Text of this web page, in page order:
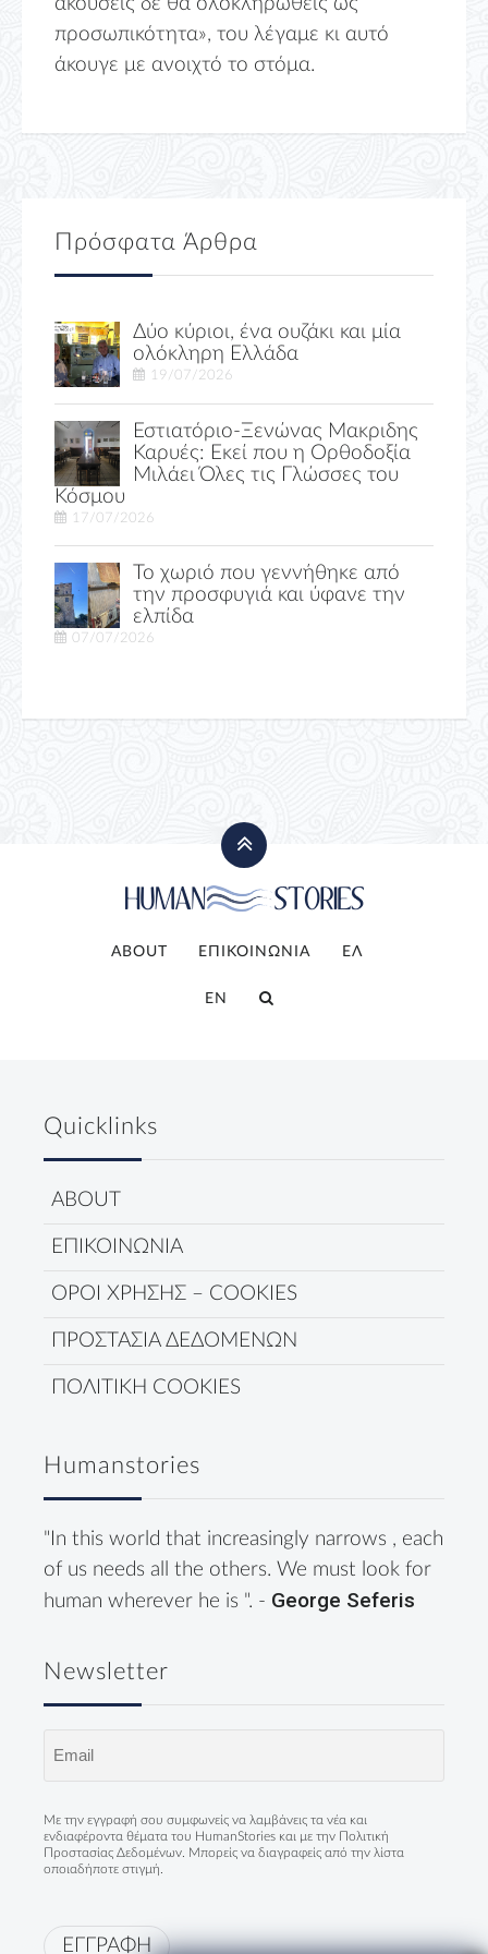
προσωπικότητα», του λέγαμε κι αυτό
άκουγε με ανοιχτό το στόμα.
Πρόσφατα Άρθρα
Δύο κύριοι, ένα ουζάκι και μία
ολόκληρη Ελλάδα
19/07/2026
Εστιατόριο-Ξενώνας Μακριδης
Καρυές: Εκεί που η Ορθοδοξία
Μιλάει Όλες τις Γλώσσες του
Κόσμου
17/07/2026
Το χωριό που γεννήθηκε από
την προσφυγιά και ύφανε την
ελπίδα
07/07/2026
ABOUT ΕΠΙΚΟΙΝΩΝΙΑ ΕΛ
EN
Quicklinks
ABOUT
ΕΠΙΚΟΙΝΩΝΙΑ
ΟΡΟΙ ΧΡΗΣΗΣ – COOKIES
ΠΡΟΣΤΑΣΙΑ ΔΕΔΟΜΕΝΩΝ
ΠΟΛΙΤΙΚΗ COOKIES
Humanstories
"In this world that increasingly narrows , each
of us needs all the others. We must look for
human wherever he is ". - George Seferis
Newsletter
Με την εγγραφή σου συμφωνείς να λαμβάνεις τα νέα και
ενδιαφέροντα θέματα του HumanStories και με την
Πολιτική
Προστασίας Δεδομένων . Μπορείς να διαγραφείς από την λίστα
οποιαδήποτε στιγμή.
ΕΓΓΡΑΦΗ